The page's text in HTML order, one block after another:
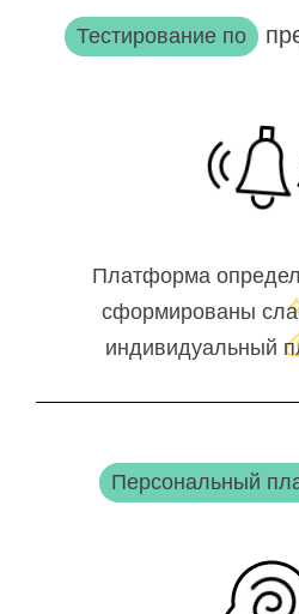
Тестирование по
Платформа
сформированы
индивидуальный
Персональный